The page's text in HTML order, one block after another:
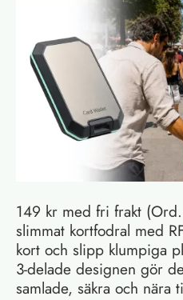
149 kr med fri frakt
slimmat kortfodral med
kort och slipp klumpiga
3-delade designen gör
samlade, säkra och nära